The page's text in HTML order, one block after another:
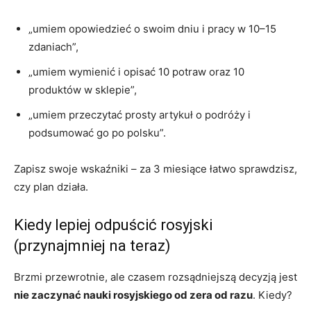
„umiem opowiedzieć o swoim dniu i pracy w 10–15
zdaniach”,
„umiem wymienić i opisać 10 potraw oraz 10
produktów w sklepie”,
„umiem przeczytać prosty artykuł o podróży i
podsumować go po polsku”.
Zapisz swoje wskaźniki – za 3 miesiące łatwo sprawdzisz,
czy plan działa.
Kiedy lepiej odpuścić rosyjski
(przynajmniej na teraz)
Brzmi przewrotnie, ale czasem rozsądniejszą decyzją jest
nie zaczynać nauki rosyjskiego od zera od razu. Kiedy?